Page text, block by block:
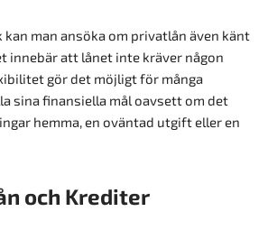
kan man ansöka om privatlån även känt
innebär att lånet inte kräver någon
gör det möjligt för många
sina finansiella mål oavsett om det
hemma, en oväntad utgift eller en
och Krediter